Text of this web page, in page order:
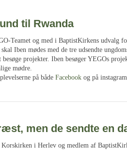
til Rwanda
Teamet og med i BaptistKirkens udvalg
Iben mødes med de tre udsendte
besøge projekter. Iben besøger YEGOs
mødre.
på både Facebook og på
men de sendte en
i Herlev og medlem af